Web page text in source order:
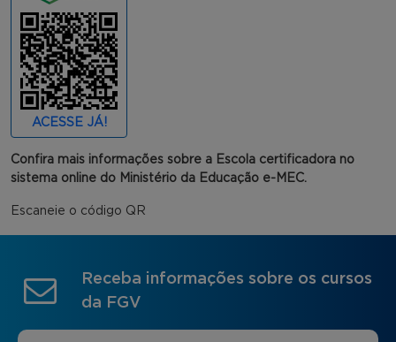
ACESSE JÁ!
Confira mais informações sobre a Escola certificadora no
sistema online do Ministério da Educação e-MEC.
Escaneie o código QR
Receba informações sobre os cursos
da FGV
Nome